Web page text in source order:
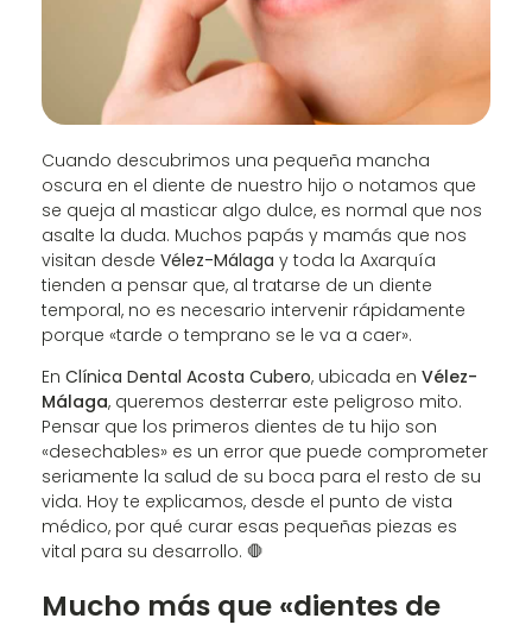
Cuando descubrimos una pequeña mancha
oscura en el diente de nuestro hijo o notamos que
se queja al masticar algo dulce, es normal que nos
asalte la duda. Muchos papás y mamás que nos
visitan desde Vélez-Málaga y toda la Axarquía
tienden a pensar que, al tratarse de un diente
temporal, no es necesario intervenir rápidamente
porque «tarde o temprano se le va a caer».
En Clínica Dental Acosta Cubero, ubicada en Vélez-
Málaga, queremos desterrar este peligroso mito.
Pensar que los primeros dientes de tu hijo son
«desechables» es un error que puede comprometer
seriamente la salud de su boca para el resto de su
vida. Hoy te explicamos, desde el punto de vista
médico, por qué curar esas pequeñas piezas es
vital para su desarrollo. 🛑
Mucho más que «dientes de